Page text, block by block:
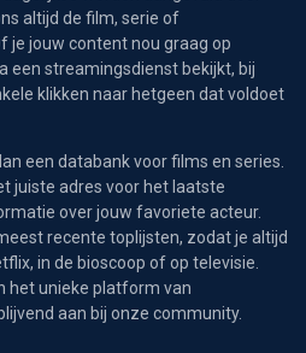
altijd de film, serie of
je jouw content nou graag op
een streamingsdienst bekijkt, bij
klikken naar hetgeen dat voldoet
een databank voor films en series.
juiste adres voor het laatste
over jouw favoriete acteur.
recente toplijsten, zodat je altijd
in de bioscoop of op televisie.
het unieke platform van
aan bij onze community.